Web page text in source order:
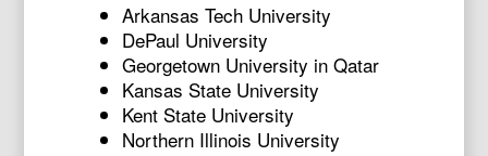
Arkansas Tech University
DePaul University
Georgetown University in Qatar
Kansas State University
Kent State University
Northern Illinois University